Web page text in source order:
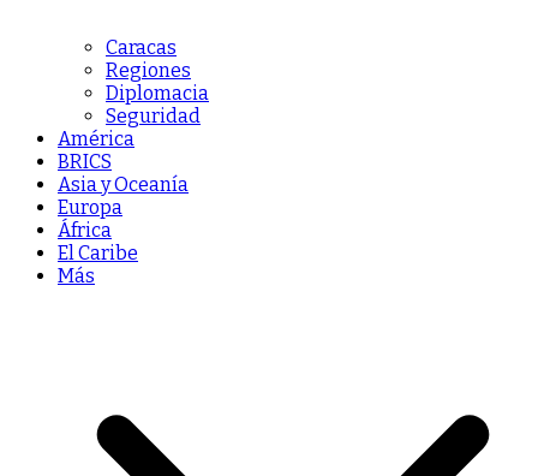
Caracas
Regiones
Diplomacia
Seguridad
América
BRICS
Asia y Oceanía
Europa
África
El Caribe
Más